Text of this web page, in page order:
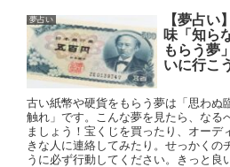
夢占い
【夢占い
味「知ら
もらう夢
いに行こ
古い紙幣や硬貨をもらう夢は「思わぬ
触れ」です。こんな夢を見たら、なる
ましょう！宝くじを買ったり、オーデ
きな人に連絡してみたり。せっかくの
うに必ず行動してください。きっと